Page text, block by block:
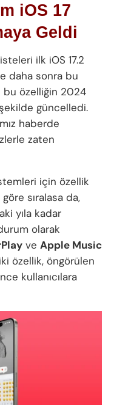
iOS 17
Geldi
ilk iOS 17.2
daha sonra bu
bu özelliğin 2024
güncelledi.
haberde
zaten
için özellik
sıralasa da,
yıla kadar
olarak
ve Apple Music
özellik, öngörülen
kullanıcılara